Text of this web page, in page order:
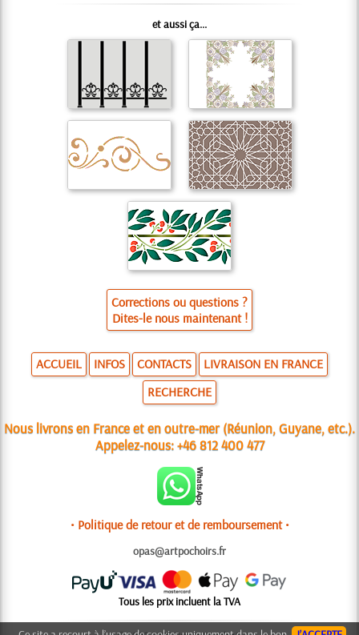
et aussi ça...
Corrections ou questions ?
Dites-le nous maintenant !
ACCUEIL INFOS CONTACTS
LIVRAISON EN FRANCE
RECHERCHE
Nous livrons en France et en outre-mer (Réunion, Guyane, etc.).
Appelez-nous:+46 812 400 477
• Politique de retour et de remboursement •
opas@artpochoirs.fr
Tous les prix incluent la TVA